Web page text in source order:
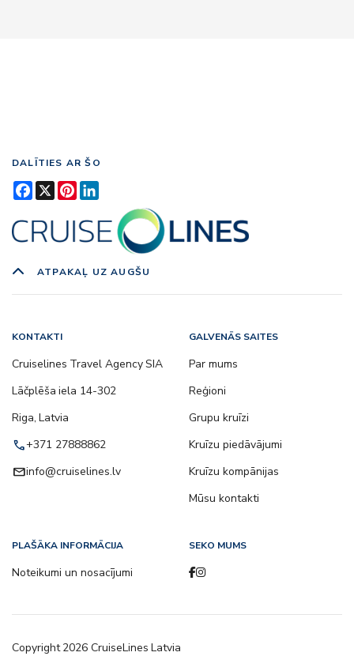
DALĪTIES AR ŠO
Facebook
X Pinterest
ATPAKAĻ UZ AUGŠU
KONTAKTI
Cruiselines Travel Agency SIA
Lāčplēša iela 14-302
Riga, Latvia
call+371 27888862
emailinfo@cruiselines.lv
GALVENĀS SAITES
Par mums
Reģioni
Grupu kruīzi
Kruīzu piedāvājumi
Kruīzu kompānijas
Mūsu kontakti
PLAŠĀKA INFORMĀCIJA
Noteikumi un nosacījumi
SEKO MUMS
Copyright2026 CruiseLines Latvia